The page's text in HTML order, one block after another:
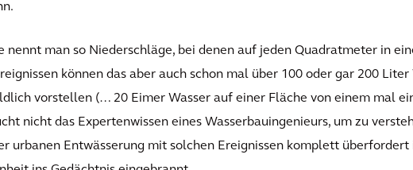
nennt man so Niederschläge, bei denen auf jeden Quadratmeter in
können das aber auch schon mal über 100 oder gar 200
vorstellen (… 20 Eimer Wasser auf einer Fläche von einem mal
nicht das Expertenwissen eines Wasserbauingenieurs, um zu
urbanen Entwässerung mit solchen Ereignissen komplett überfordert